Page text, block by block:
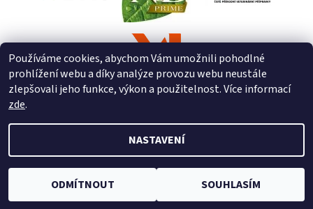
2026 © ZooZverimex, všechna práva vyhrazena
cookies
Používáme cookies, abychom Vám umožnili pohodlné
prohlížení webu a díky analýze provozu webu neustále
zlepšovali jeho funkce, výkon a použitelnost. Více informací
zde.
NASTAVENÍ
ODMÍTNOUT SOUHLASÍM